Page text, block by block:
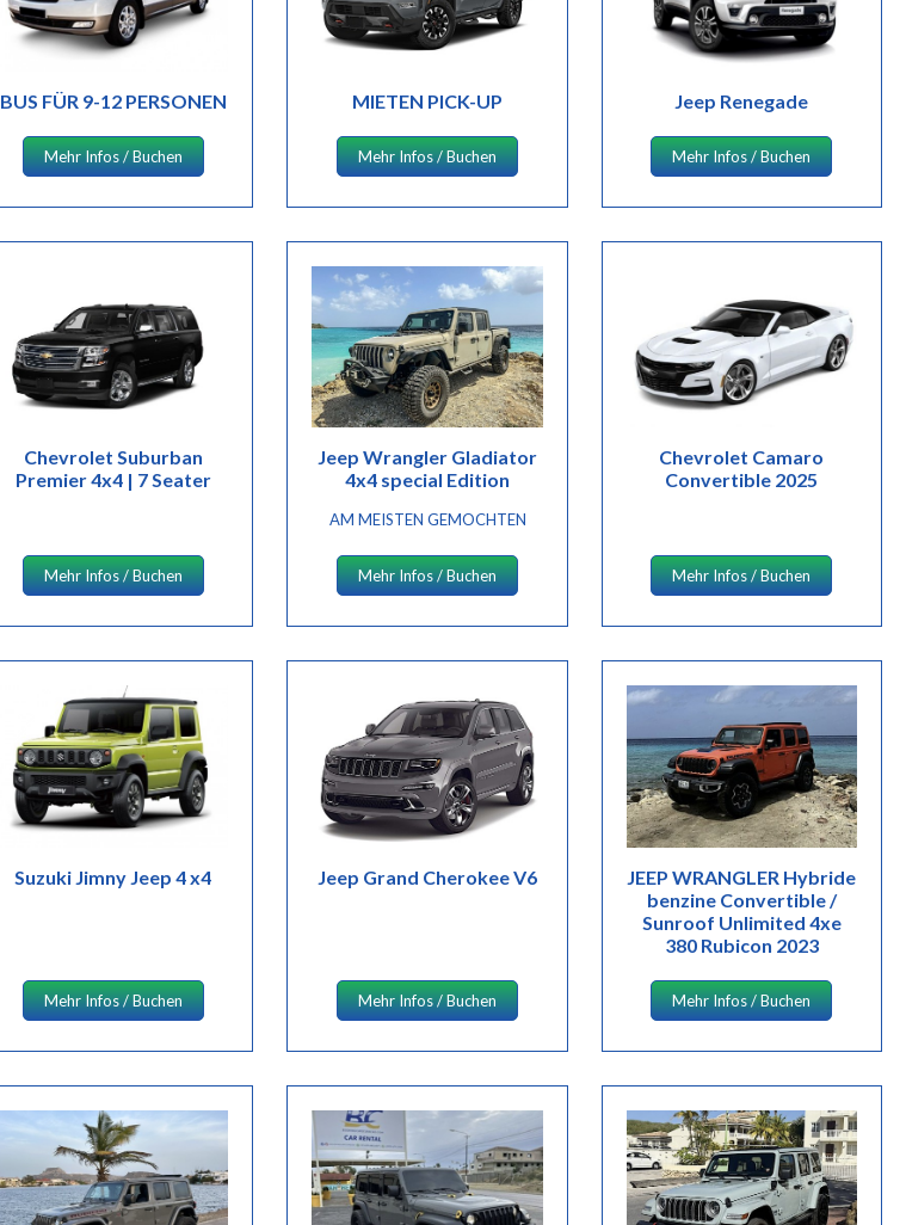
BUS FÜR 9-12 PERSONEN
Mehr Infos / Buchen
MIETEN PICK-UP
Mehr Infos / Buchen
Jeep Renegade
Mehr Infos / Buchen
Chevrolet Suburban
Premier 4x4 | 7 Seater
Mehr Infos / Buchen
Jeep Wrangler Gladiator
4x4 special Edition
AM MEISTEN GEMOCHTEN
Mehr Infos / Buchen
Chevrolet Camaro
Convertible 2025
Mehr Infos / Buchen
Suzuki Jimny Jeep 4 x4
Mehr Infos / Buchen
Jeep Grand Cherokee V6
Mehr Infos / Buchen
JEEP WRANGLER Hybride
benzine Convertible /
Sunroof Unlimited 4xe
380 Rubicon 2023
Mehr Infos / Buchen